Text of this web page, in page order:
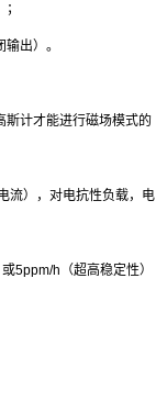
出）。
斯计才能进行磁场模式的
流），对电抗性负载，电
5ppm/h（超高稳定性）